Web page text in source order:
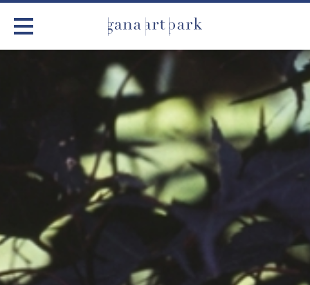
가나아트파크
전시
어린이 체험
작품소개
커뮤니티